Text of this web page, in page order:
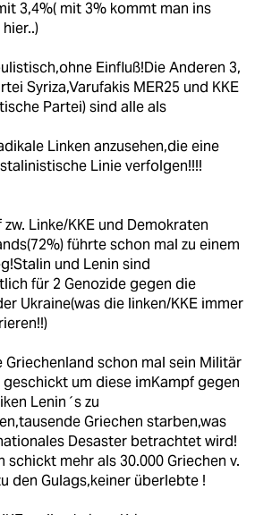
3,4%( mit 3% kommt man ins
Einfluß!Die Anderen 3,
Syriza,Varufakis MER25 und KKE
Partei) sind alle als
Linken anzusehen,die eine
Linie verfolgen!!!!
zw. Linke/KKE und Demokraten
führte schon mal zu einem
und Lenin sind
für 2 Genozide gegen die
Ukraine(was die linken/KKE immer
Griechenland schon mal sein Militär
geschickt um diese imKampf gegen
Lenin´s zu
Griechen starben,was
Desaster betrachtet wird!
schickt mehr als 30.000 Griechen v.
den Gulags,keiner überlebte !